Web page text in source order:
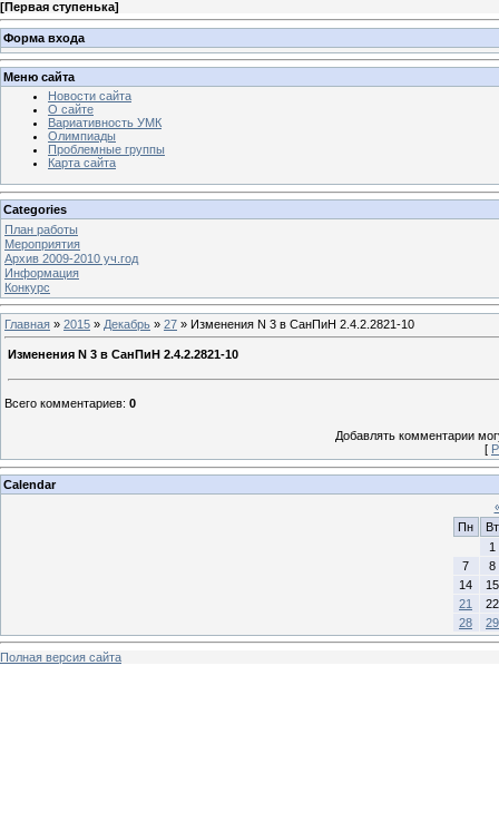
[Первая ступенька]
Форма входа
Меню сайта
Новости сайта
О сайте
Вариативность УМК
Олимпиады
Проблемные группы
Карта сайта
Categories
План работы
Мероприятия
Архив 2009-2010 уч.год
Информация
Конкурс
Главная » 2015 » Декабрь » 27 » Изменения N 3 в СанПиН 2.4.2.2821-10
Изменения N 3 в СанПиН 2.4.2.2821-10
Всего комментариев: 0
Добавлять комментарии
[
Calendar
Пн
Вт
1
7
8
14
15
21
22
28
29
Полная версия сайта